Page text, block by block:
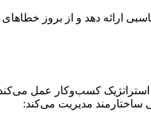
ارائه دهد و از بروز
کسب‌وکار عمل می‌کند.
ساختارمند مدیریت می‌کند: